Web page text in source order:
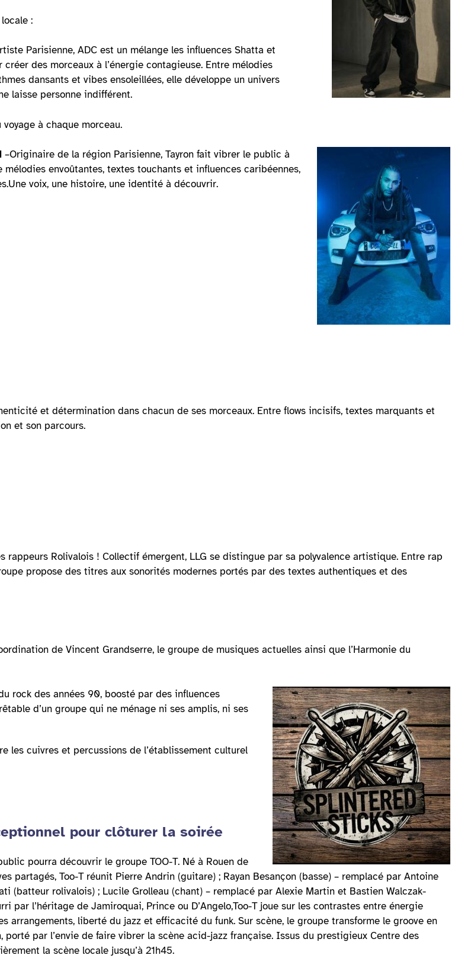
:
Parisienne, ADC est un mélange les influences Shatta et
créer des morceaux à l’énergie contagieuse. Entre mélodies
dansants et vibes ensoleillées, elle développe un univers
laisse personne indifférent.
à chaque morceau.
–Originaire de la région Parisienne, Tayron fait vibrer le public à
envoûtantes, textes touchants et influences caribéennes,
voix, une histoire, une identité à découvrir.
et détermination dans chacun de ses morceaux. Entre flows incisifs, textes marquants et
et son parcours.
rappeurs Rolivalois ! Collectif émergent, LLG se distingue par sa polyvalence artistique. Entre rap
propose des titres aux sonorités modernes portés par des textes authentiques et des
de Vincent Grandserre, le groupe de musiques actuelles ainsi que l’Harmonie du
rock des années 90, boosté par des influences
d’un groupe qui ne ménage ni ses amplis, ni ses
les cuivres et percussions de l’établissement culturel
pour clôturer la soirée
pourra découvrir le groupe TOO-T. Né à Rouen de
partagés, Too-T réunit Pierre Andrin (guitare) ; Rayan Besançon (basse) – remplacé par Antoine
(batteur rolivalois) ; Lucile Grolleau (chant) – remplacé par Alexie Martin et Bastien Walczak-
par l’héritage de Jamiroquai, Prince ou D’Angelo,Too-T joue sur les contrastes entre énergie
arrangements, liberté du jazz et efficacité du funk. Sur scène, le groupe transforme le groove en
porté par l’envie de faire vibrer la scène acid-jazz française. Issus du prestigieux Centre des
la scène locale jusqu’à 21h45.